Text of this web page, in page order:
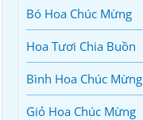
Bó Hoa Chúc Mừng
Hoa Tươi Chia Buồn
Bình Hoa Chúc Mừng
Giỏ Hoa Chúc Mừng